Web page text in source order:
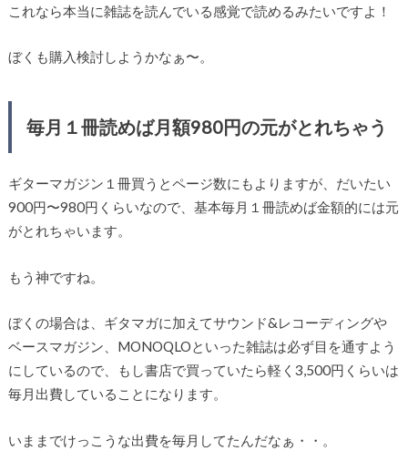
これなら本当に雑誌を読んでいる感覚で読めるみたいですよ！
ぼくも購入検討しようかなぁ〜。
毎月１冊読めば月額980円の元がとれちゃう
ギターマガジン１冊買うとページ数にもよりますが、だいたい
900円〜980円くらいなので、基本毎月１冊読めば金額的には元
がとれちゃいます。
もう神ですね。
ぼくの場合は、ギタマガに加えてサウンド&レコーディングや
ベースマガジン、MONOQLOといった雑誌は必ず目を通すよう
にしているので、もし書店で買っていたら軽く3,500円くらいは
毎月出費していることになります。
いままでけっこうな出費を毎月してたんだなぁ・・。